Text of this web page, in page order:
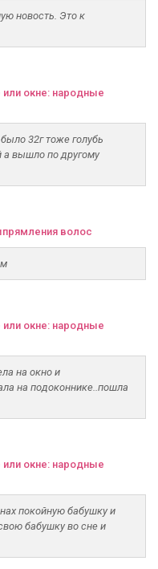
новость. Это к
или окне: народные
32г тоже голубь
а вышло по другому
волос
или окне: народные
на окно и
на подоконнике..пошла
или окне: народные
покойную бабушку и
бабушку во сне и